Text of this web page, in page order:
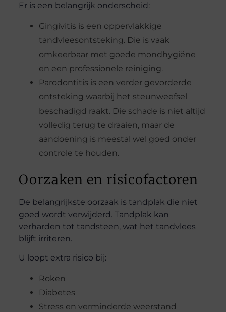
Er is een belangrijk onderscheid:
Gingivitis is een oppervlakkige
tandvleesontsteking. Die is vaak
omkeerbaar met goede mondhygiëne
en een professionele reiniging.
Parodontitis is een verder gevorderde
ontsteking waarbij het steunweefsel
beschadigd raakt. Die schade is niet altijd
volledig terug te draaien, maar de
aandoening is meestal wel goed onder
controle te houden.
Oorzaken en risicofactoren
De belangrijkste oorzaak is tandplak die niet
goed wordt verwijderd. Tandplak kan
verharden tot tandsteen, wat het tandvlees
blijft irriteren.
U loopt extra risico bij:
Roken
Diabetes
Stress en verminderde weerstand